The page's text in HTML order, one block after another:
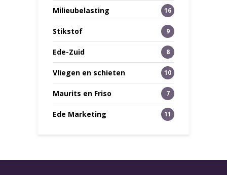
Milieubelasting 16
Stikstof 9
Ede-Zuid 8
Vliegen en schieten 10
Maurits en Friso 7
Ede Marketing 11